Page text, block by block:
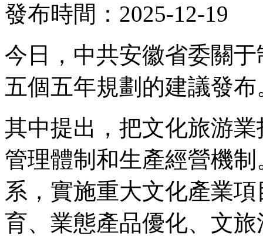
發布時間：2025-12-19
今日，中共安徽省委關
五個五年規劃的建議發布
其中提出，把文化旅游
管理體制和生產經營機
系，實施重大文化產業
育、業態產品優化、文